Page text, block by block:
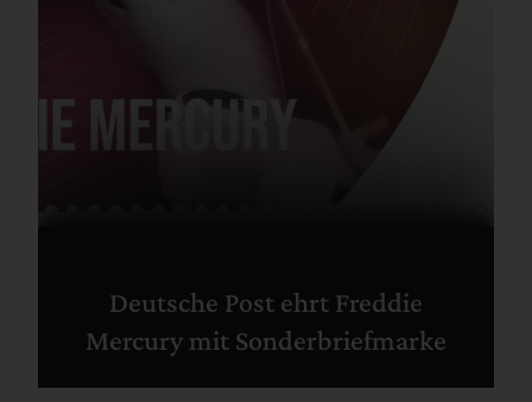
Deutsche Post ehrt Freddie
Mercury mit Sonderbriefmarke